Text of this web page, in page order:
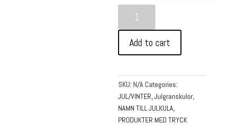
-
Julgranskula
PLAST
8cm
Röd
quantity
Add to cart
SKU: N/A Categories:
JUL/VINTER,Julgranskulor,
NAMN TILL JULKULA,
PRODUKTER MED TRYCK